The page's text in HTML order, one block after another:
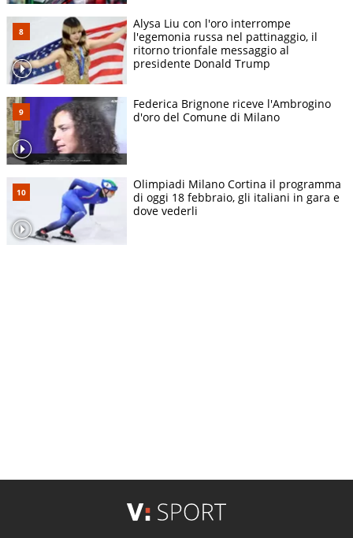
Alysa Liu con l'oro interrompe
l'egemonia russa nel pattinaggio, il
ritorno trionfale messaggio al
presidente Donald Trump
Federica Brignone riceve l'Ambrogino
d'oro del Comune di Milano
Olimpiadi Milano Cortina il programma
di oggi 18 febbraio, gli italiani in gara e
dove vederli